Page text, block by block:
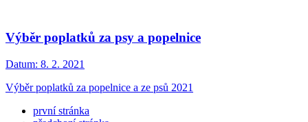
Výběr poplatků za psy a popelnice
Datum: 8. 2. 2021
Výběr poplatků za popelnice a ze psů 2021
první stránka